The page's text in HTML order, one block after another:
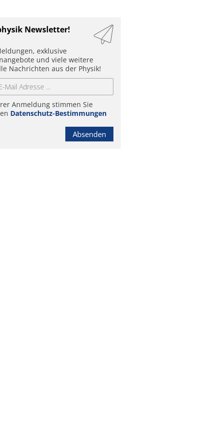
Newsletter!
exklusive
und viele weitere
Nachrichten aus der Physik!
Anmeldung stimmen Sie
Datenschutz-Bestimmungen
Absenden